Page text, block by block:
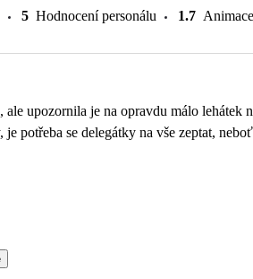
5 Hodnocení personálu 1.7 Animace
upozornila je na opravdu málo
je potřeba se delegátky na vše zeptat,